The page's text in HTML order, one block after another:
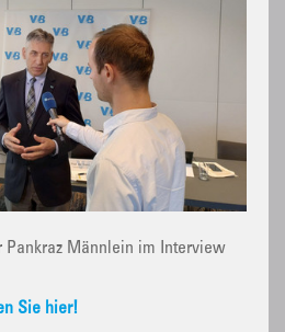
Pankraz Männlein im Interview
Sie hier!